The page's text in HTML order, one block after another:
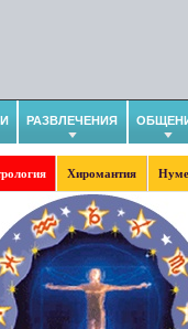
РАЗВЛЕЧЕНИЯ
Хиромантия